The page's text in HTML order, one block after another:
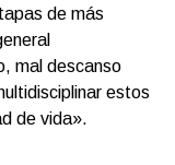
de más
mal descanso
estos
de vida».